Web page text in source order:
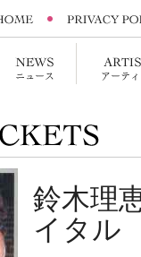
鈴木理
イタル